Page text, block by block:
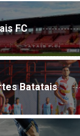
FC
Batatais